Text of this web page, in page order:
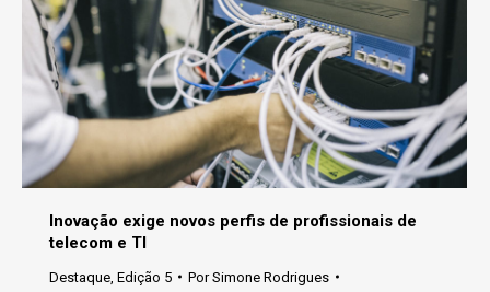
Inovação exige novos perfis de profissionais de
telecom e TI
Destaque Edição 5 PorSimone Rodrigues